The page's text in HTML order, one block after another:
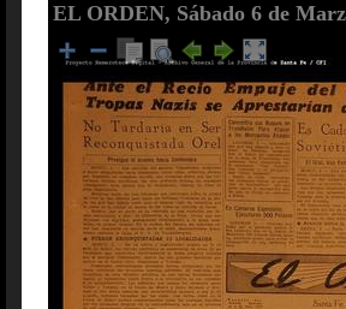
EL ORDEN, Sábado 6 de